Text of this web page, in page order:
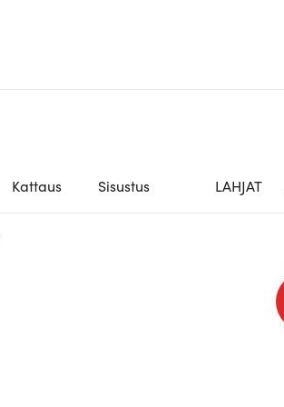
Kattaus Sisustus LAHJAT